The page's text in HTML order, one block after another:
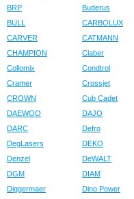
BRP
Buderus
BULL
CARBOLUX
CARVER
CATMANN
CHAMPION
Claber
Collomix
Condtrol
Cramer
Crossjet
CROWN
Cub Cadet
DAEWOO
DAJO
DARC
Defro
DegLasers
DEKO
Denzel
DeWALT
DGM
DIAM
Diggermaer
Dino Power